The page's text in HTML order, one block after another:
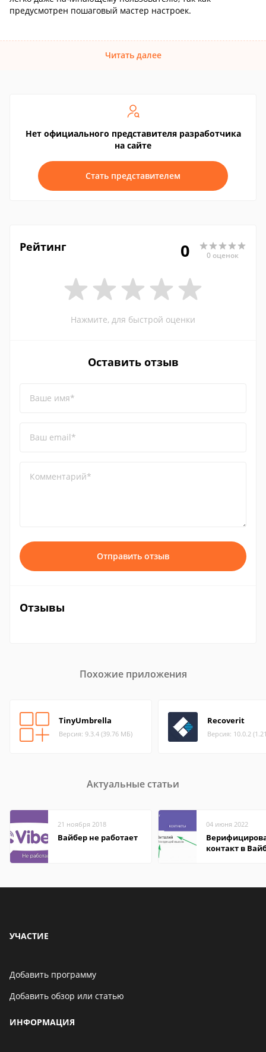
предусмотрен пошаговый мастер настроек.
Читать далее
Нет официального представителя разработчика
на сайте
Стать представителем
Рейтинг 0 0 оценок
Нажмите, для быстрой оценки
Оставить отзыв
Ваше имя*
Ваш email*
Комментарий*
Отправить отзыв
Отзывы
Похожие приложения
TinyUmbrella
Версия: 9.3.4 (39.76 МБ)
Recoverit
Версия: 10.0.2
Актуальные статьи
21 ноября 2018
Вайбер не работает
04 июня 2022
контакт в
УЧАСТИЕ
Добавить программу
Добавить обзор или статью
ИНФОРМАЦИЯ